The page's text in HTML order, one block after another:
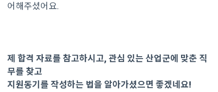
어해주셨어요.
제 합격 자료를 참고하시고, 관심 있는 산업군에 맞춘 직
무를 찾고
지원동기를 작성하는 법을 알아가셨으면 좋겠네요!